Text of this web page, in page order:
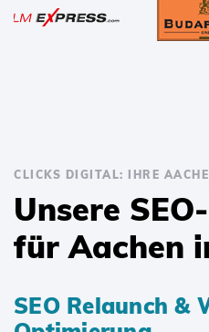
CLICKS DIGITAL: IHRE
Unsere
für Aachen
SEO Relaunch &